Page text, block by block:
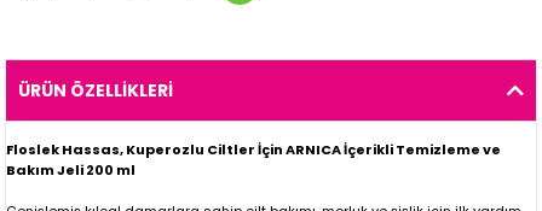
ÜRÜN ÖZELLIKLERI
Floslek Hassas, Kuperozlu Ciltler İçin ARNICA İçerikli Temizleme ve
Bakım Jeli 200 ml